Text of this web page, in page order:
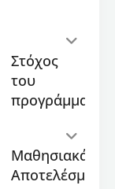
του
Κέντρου
Επιμόρφωσης
Μάθησης
(Κ.Ε.ΔΙ.ΒΙ.Μ.)
του
Στόχος
του
προγράμματος
Μαθησιακά
Αποτελέσματα